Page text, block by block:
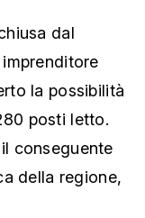
dal
la possibilità
posti letto.
conseguente
della regione,